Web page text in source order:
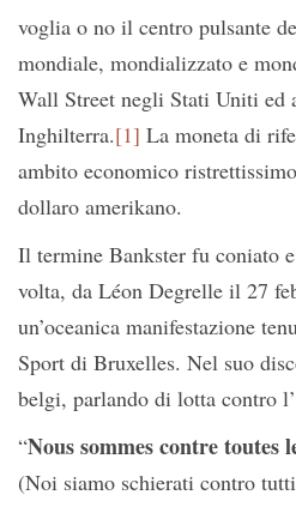
voglia o no il centro pulsante
mondiale, mondializzato e
Wall Street negli Stati Uniti ed
Inghilterra.[1] La moneta di
ambito economico
dollaro amerikano.
Il termine Bankster fu coniato
volta, da Léon Degrelle il 27
un’oceanica manifestazione
Sport di Bruxelles. Nel suo
belgi, parlando di lotta contro
“Nous sommes contre toutes
(Noi siamo schierati contro